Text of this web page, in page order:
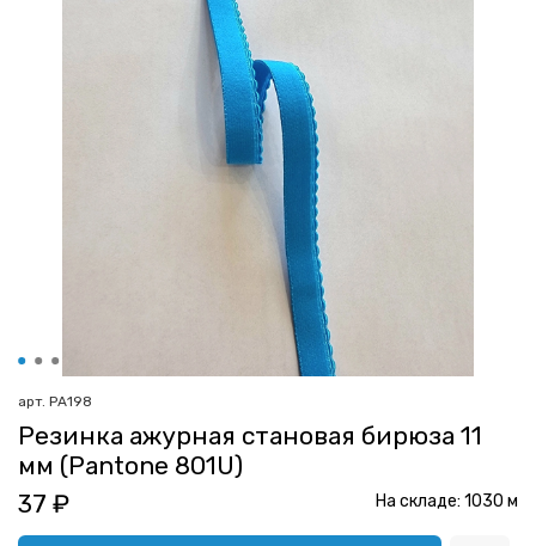
арт. РА198
Резинка ажурная становая бирюза 11
мм (Pantone 801U)
37 ₽
На складе: 1030 м